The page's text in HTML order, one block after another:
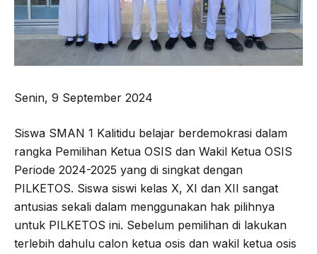
Senin, 9 September 2024
Siswa SMAN 1 Kalitidu belajar berdemokrasi dalam
rangka Pemilihan Ketua OSIS dan Wakil Ketua OSIS
Periode 2024-2025 yang di singkat dengan
PILKETOS. Siswa siswi kelas X, XI dan XII sangat
antusias sekali dalam menggunakan hak pilihnya
untuk PILKETOS ini. Sebelum pemilihan di lakukan
terlebih dahulu calon ketua osis dan wakil ketua osis